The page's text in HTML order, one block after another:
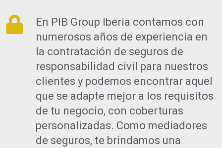
En PIB Group Iberia contamos con
numerosos años de experiencia en
la contratación de seguros de
responsabilidad civil para nuestros
clientes y podemos encontrar aquel
que se adapte mejor a los requisitos
de tu negocio, con coberturas
personalizadas. Como mediadores
de seguros, te brindamos una